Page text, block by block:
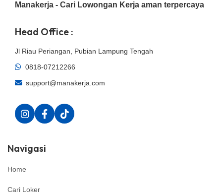
Manakerja - Cari Lowongan Kerja aman terpercaya
Head Office :
Jl Riau Periangan, Pubian Lampung Tengah
0818-07212266
support@manakerja.com
Navigasi
Home
Cari Loker